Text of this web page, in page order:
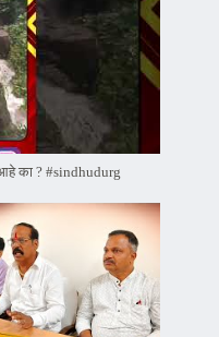
का ? #sindhudurg